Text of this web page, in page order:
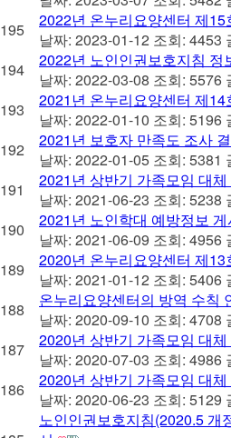
195
2022년 온누리요양센터 제15
날짜: 2023-01-12 조회: 4453
194
2022년 노인인권보호지침 정
날짜: 2022-03-08 조회: 5576
193
2021년 온누리요양센터 제14
날짜: 2022-01-10 조회: 5196
192
2021년 보호자 만족도 조사
날짜: 2022-01-05 조회: 5381
191
2021년 상반기 가족모임 대
날짜: 2021-06-23 조회: 5238
190
2021년 노인학대 예방정보
날짜: 2021-06-09 조회: 4956
189
2020년 온누리요양센터 제13
날짜: 2021-01-12 조회: 5406
188
온누리요양센터의 방역 수칙
날짜: 2020-09-10 조회: 4708
187
2020년 상반기 가족모임 대
날짜: 2020-07-03 조회: 4986
186
2020년 상반기 가족모임 대
날짜: 2020-06-23 조회: 5129
노인인권보호지침(2020.5 개